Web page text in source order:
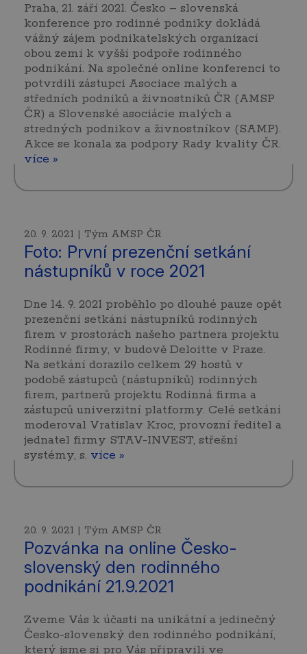
Praha, 21. září 2021. Česko – slovenská
konference pro rodinné podniky dokládá
vážný zájem podnikatelských organizací
obou zemí k vyšší podpoře rodinného
podnikání. Na společné online konferenci to
potvrdili zástupci Asociace malých a
středních podniků a živnostníků ČR (AMSP
ČR) a Slovenské asociácie malých a
stredných podnikov a živnostníkov (SAMP).
Akce se konala za podpory Rady kvality ČR.
více »
20. 9. 2021 | Tým AMSP ČR
Foto: První prezenční setkání
nástupníků v roce 2021
Dne 14. 9. 2021 proběhlo po dlouhé pauze opět
prezenční setkání nástupníků rodinných
firem v prostorách našeho partnera projektu
Rodinné firmy, v budově Deloitte v Praze.
Na setkání dorazilo celkem 29 hostů v
podobě zástupců (nástupníků) rodinných
firem, partnerů projektu Rodinná firma a
zástupců univerzitní platformy. Celé setkání
moderoval Vratislav Kroc, provozní ředitel a
jednatel firmy STAV-INVEST, střešní
systémy, s. více »
20. 9. 2021 | Tým AMSP ČR
Pozvánka na online Česko-
slovenský den rodinného
podnikání 21.9.2021
Zveme Vás k účasti na unikátní a jedinečný
Česko-slovenský den rodinného podnikání,
který jsme si pro Vás připravili ve